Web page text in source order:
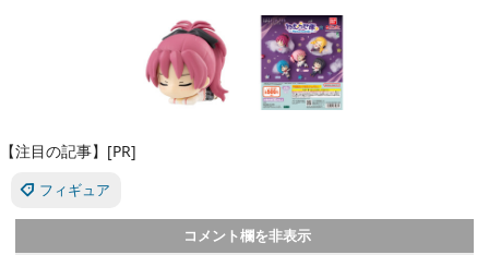
【注目の記事】[PR]
フィギュア
コメント欄を非表示